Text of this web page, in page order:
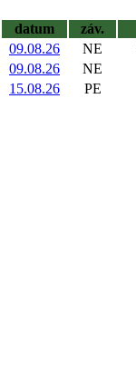
datum
záv.
09.08.26
NE
09.08.26
NE
15.08.26
PE